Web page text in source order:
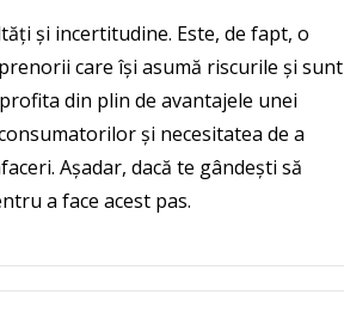
și incertitudine. Este, de fapt, o
care își asumă riscurile și sunt
din plin de avantajele unei
și necesitatea de a
Așadar, dacă te gândești să
a face acest pas.